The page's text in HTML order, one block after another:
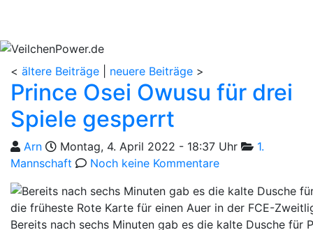
< ältere Beiträge neuere Beiträge >
Prince Osei Owusu für drei
Spiele gesperrt
Geschrieben von
Arn am Montag, 4. April 2022 - 18:37 Uhr Kategorien
1.
Mannschaft
Noch keine Kommentare
Bereits nach sechs Minuten gab es die kalte Dusche für